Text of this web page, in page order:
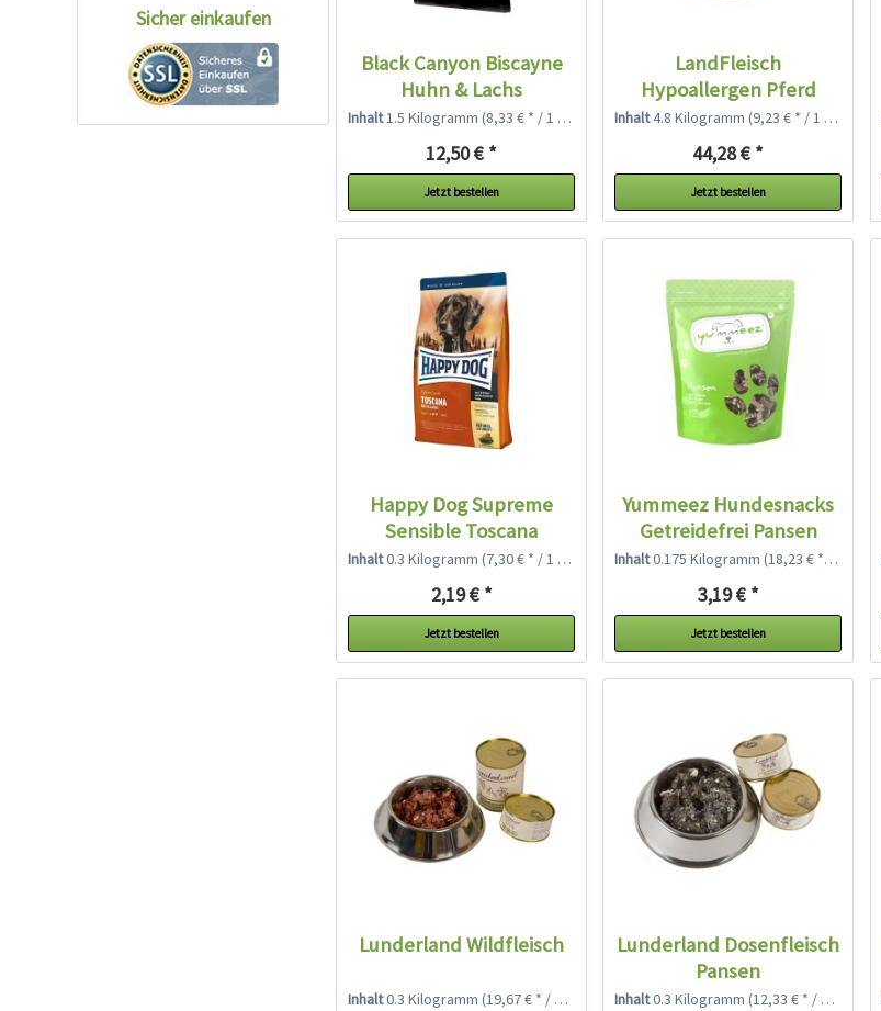
Sicher einkaufen
Black Canyon Biscayne
Huhn & Lachs
Inhalt1.5 Kilogramm(8,33 € * / 1 Kilogramm)
12,50 € *
Jetzt bestellen
LandFleisch
Hypoallergen Pferd
Inhalt4.8 Kilogramm(9,23 € * / 1 Kilogramm)
44,28 € *
Jetzt bestellen
Happy Dog Supreme
Sensible Toscana
Inhalt0.3 Kilogramm(7,30 € * / 1 Kilogramm)
2,19 € *
Jetzt bestellen
Yummeez Hundesnacks
Getreidefrei Pansen
Inhalt0.175 Kilogramm(18,23 € * / 1 Kilogramm)
3,19 € *
Jetzt bestellen
Lunderland Wildfleisch
Inhalt0.3 Kilogramm(19,67 € * / 1 Kilogramm)
Lunderland Dosenfleisch
Pansen
Inhalt0.3 Kilogramm(12,33 € * / 1 Kilogramm)